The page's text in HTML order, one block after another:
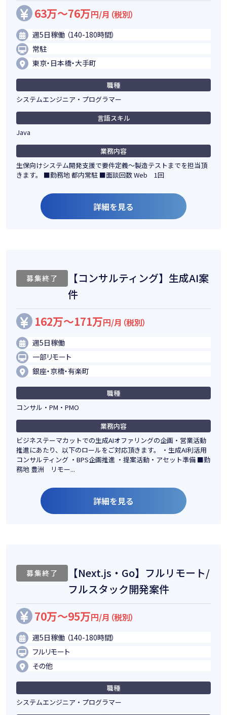
63万～76万円/月（税別）
週5日稼働 （140-180時間）
常駐
東京・日本橋・大手町
職種
システムエンジニア・プログラマー
言語スキル
Java
業務内容
生保向けシステム開発支援で要件定義～製造テストまでを担当頂
きます。 ■勤務地 都内常駐 ■面談回数 Web 1回
詳細を見る
募集終了
【コンサルティング】生成AI案
件
162万～171万円/月（税別）
週5日稼働
一部リモート
銀座・京橋・有楽町
職種
コンサル・PM・PMO
業務内容
ビジネステーマカットでの生成AIオファリングの企画・営業活動
推進にあたり、以下のロールをご対応頂きます。 ・生成AI利活用
コンサルティング ・BPS企画推進 ・提案活動・アセット準備 ■勤
務地 豊洲 リモー...
詳細を見る
募集終了
【Next.js・Go】フルリモート/
フルスタック開発案件
70万～95万円/月（税別）
週5日稼働 （140-180時間）
フルリモート
その他
職種
システムエンジニア・プログラマー